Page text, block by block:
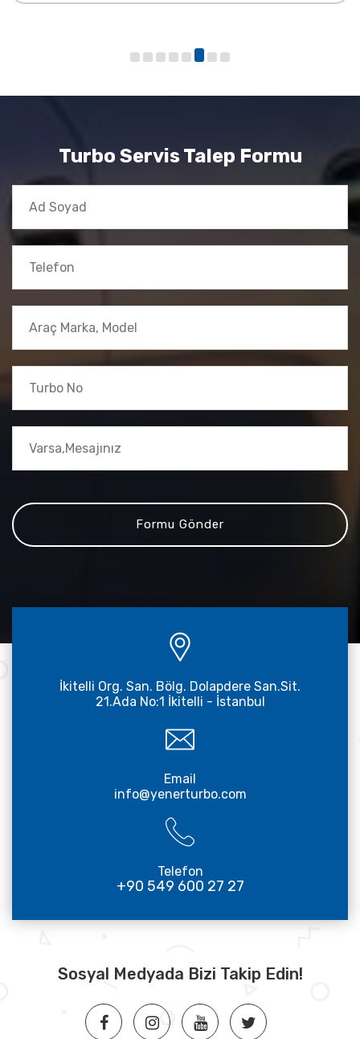
Turbo Servis Talep Formu
İkitelli Org. San. Bölg. Dolapdere San.Sit.
21.Ada No:1 İkitelli - İstanbul
Email
info@yenerturbo.com
Telefon
+90 549 600 27 27
Sosyal Medyada Bizi Takip Edin!